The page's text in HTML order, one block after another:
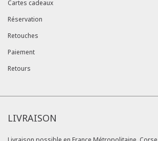
Cartes cadeaux
Réservation
Retouches
Paiement
Retours
LIVRAISON